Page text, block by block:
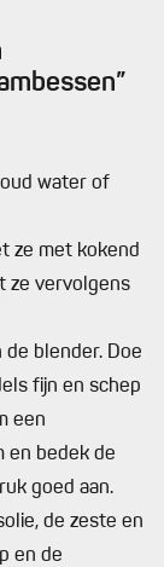
water of
ze met kokend
ze vervolgens
de blender. Doe
fijn en schep
een
en bedek de
goed aan.
de zeste en
en de